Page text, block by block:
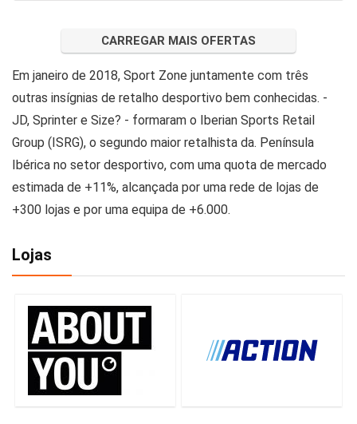
CARREGAR MAIS OFERTAS
Em janeiro de 2018, Sport Zone juntamente com três
outras insígnias de retalho desportivo bem conhecidas. -
JD, Sprinter e Size? - formaram o Iberian Sports Retail
Group (ISRG), o segundo maior retalhista da. Península
Ibérica no setor desportivo, com uma quota de mercado
estimada de +11%, alcançada por uma rede de lojas de
+300 lojas e por uma equipa de +6.000.
Lojas